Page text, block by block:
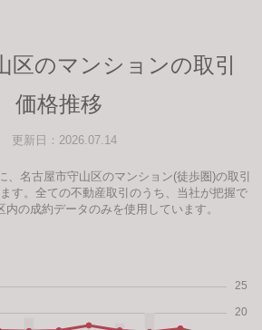
区のマンションの取引
価格推移
更新日：2026.07.14
、名古屋市守山区のマンション(徒歩圏)の取引
す。全ての不動産取引のうち、当社が把握で
内の成約データのみを使用しています。